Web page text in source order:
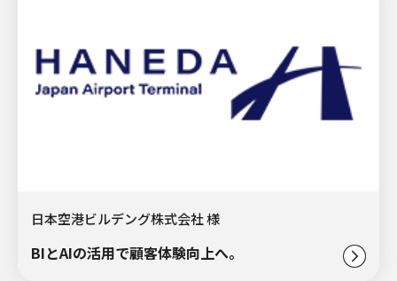
日本空港ビルデング株式会社 様
BIとAIの活用で顧客体験向上へ。